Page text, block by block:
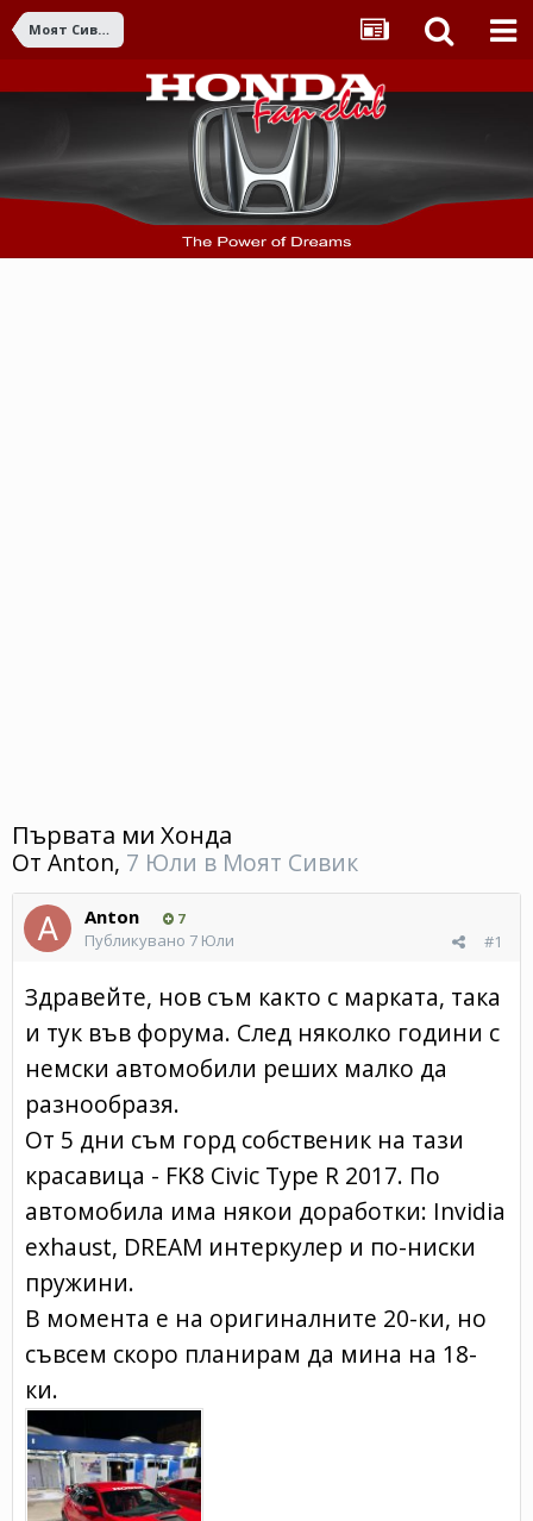
Моят Сивик
Първата ми Хонда
От Anton, 7 Юли в Моят Сивик
Anton 7
#1
Публикувано 7 Юли
Здравейте, нов съм както с марката, така
и тук във форума. След няколко години с
немски автомобили реших малко да
разнообразя.
От 5 дни съм горд собственик на тази
красавица - FK8 Civic Type R 2017. По
автомобила има някои доработки: Invidia
exhaust, DREAM интеркулер и по-ниски
пружини.
В момента е на оригиналните 20-ки, но
съвсем скоро планирам да мина на 18-
ки.